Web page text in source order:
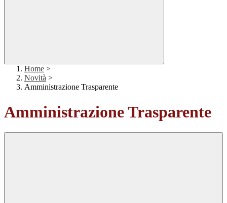
Home >
Novità >
Amministrazione Trasparente
Amministrazione Trasparente